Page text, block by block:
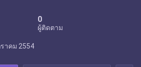
0
ผู้ติดตาม
าคม 2554